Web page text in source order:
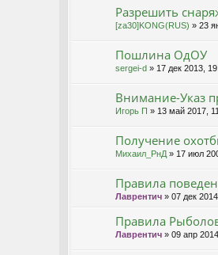
Разрешить
[za30]KONG(RUS) » 23
Пошлина ОдОУ
sergei-d» 17 дек 2013,
Внимание-Указ
Игорь П » 13 май 2017,
Получение
Михаил_РнД» 17 июл
Правила
Лаврентич» 07 дек
Правила
Лаврентич» 09 апр